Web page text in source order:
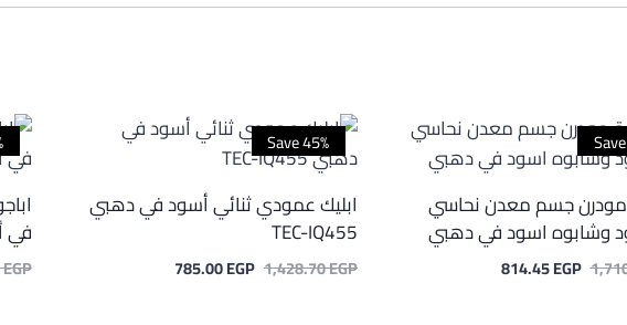
مودرن جسم معدن نحاسي
وشابوه اسود في دهبي
السعر814.45EGP
Save 45%
ابليك عمودي ثنائي أسود في دهبي
TEC-IQ455
1,428.70EGP
السعر785.00EGP
في
EGP